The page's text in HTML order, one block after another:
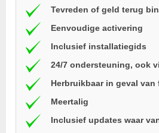
Tevreden of geld terug
Eenvoudige activering
Inclusief installatiegids
24/7 ondersteuning, ook
Herbruikbaar in geval van
Meertalig
Inclusief updates waar